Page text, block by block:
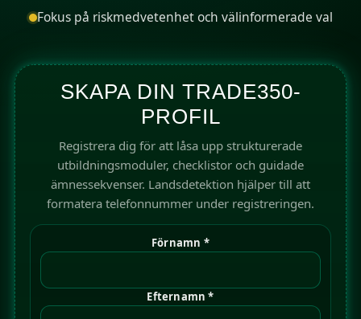
Fokus på riskmedvetenhet och välinformerade val
SKAPA DIN TRADE350-
PROFIL
Registrera dig för att låsa upp strukturerade
utbildningsmoduler, checklistor och guidade
ämnessekvenser. Landsdetektion hjälper till att
formatera telefonnummer under registreringen.
Förnamn *
Efternamn *